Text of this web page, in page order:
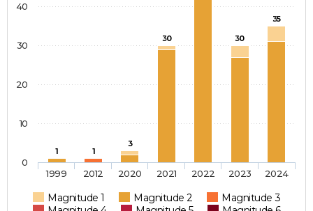
1 1
3
30 30
35
Magnitude 1 Magnitude 2
Magnitude 3
1999 2012 2020 2021 2022 2023 2024
0
10
20
30
40